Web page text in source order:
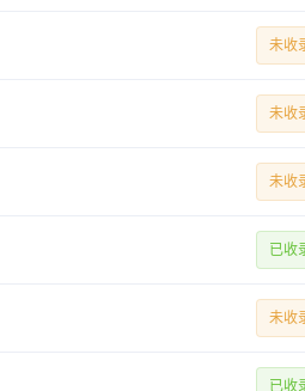
未收
未收
未收
已收
未收
已收